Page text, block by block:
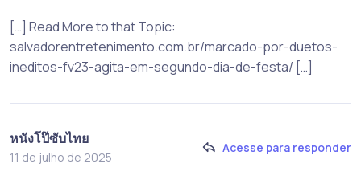
[…] Read More to that Topic:
salvadorentretenimento.com.br/marcado-por-duetos-
ineditos-fv23-agita-em-segundo-dia-de-festa/ […]
หนังโป๊ซับไทย
11 de julho de 2025
Acesse para responder